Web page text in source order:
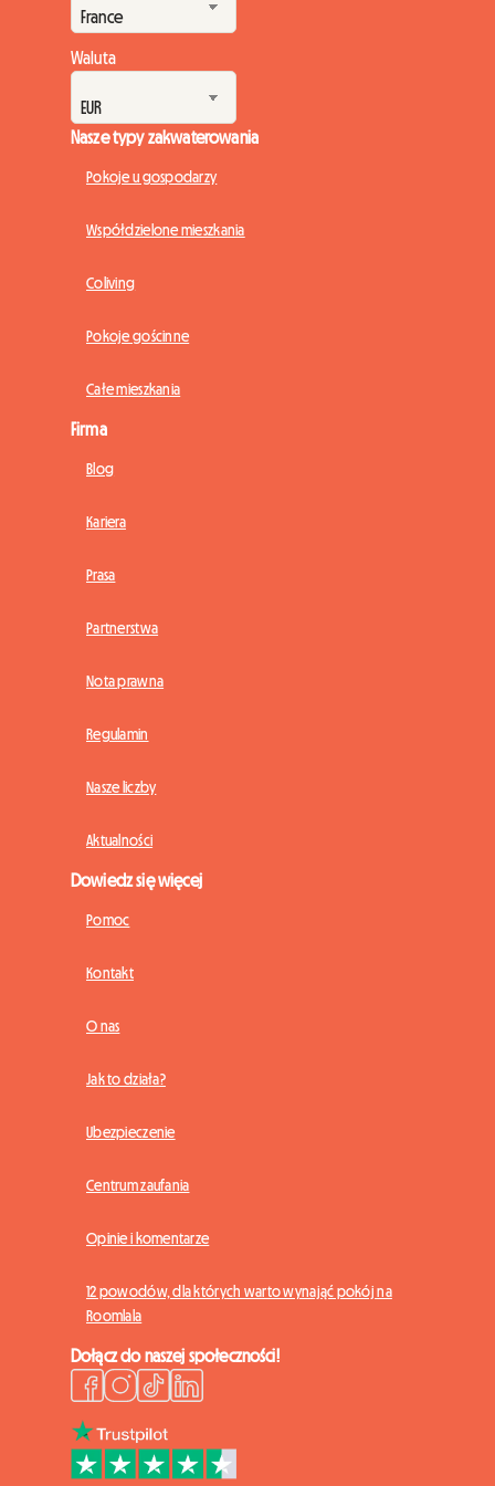
przyzwyczajenia inwestorów na rynku nieruchomości.Ścisłe ...
Waluta
Nasze typy zakwaterowania
Pokoje u gospodarzy
Współdzielone mieszkania
Coliving
Pokoje gościnne
Całe mieszkania
Firma
Blog
Kariera
Prasa
Partnerstwa
Nota prawna
Regulamin
Nasze liczby
Aktualności
Dowiedz się więcej
Pomoc
Kontakt
O nas
Jak to działa?
Ubezpieczenie
Centrum zaufania
Opinie i komentarze
12 powodów, dla których warto wynająć pokój na
Roomlala
Dołącz do naszej społeczności!